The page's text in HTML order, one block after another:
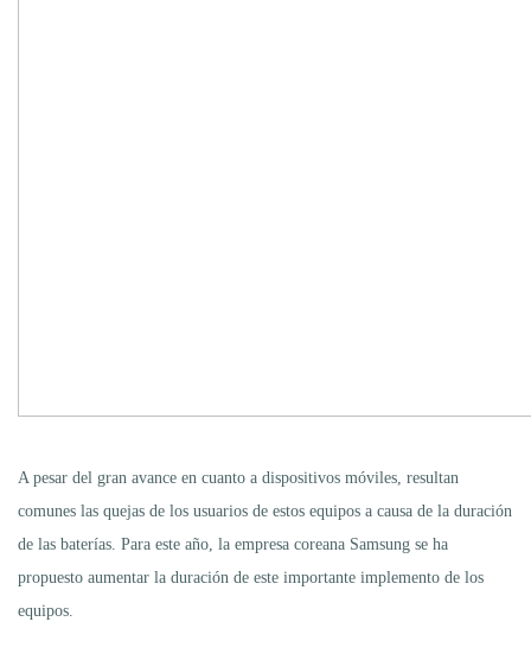
A pesar del gran avance en cuanto a dispositivos móviles, resultan
comunes las quejas de los usuarios de estos equipos a causa de la duración
de las baterías. Para este año, la empresa coreana Samsung se ha
propuesto aumentar la duración de este importante implemento de los
equipos.